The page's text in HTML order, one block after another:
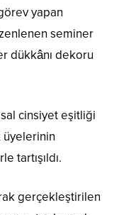
yapan
seminer
dükkânı dekoru
cinsiyet eşitliği
üyelerinin
tartışıldı.
gerçekleştirilen